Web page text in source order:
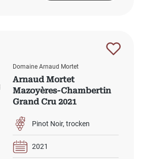
Domaine Arnaud Mortet
Arnaud Mortet
Mazoyères-Chambertin
Grand Cru 2021
Pinot Noir trocken
2021